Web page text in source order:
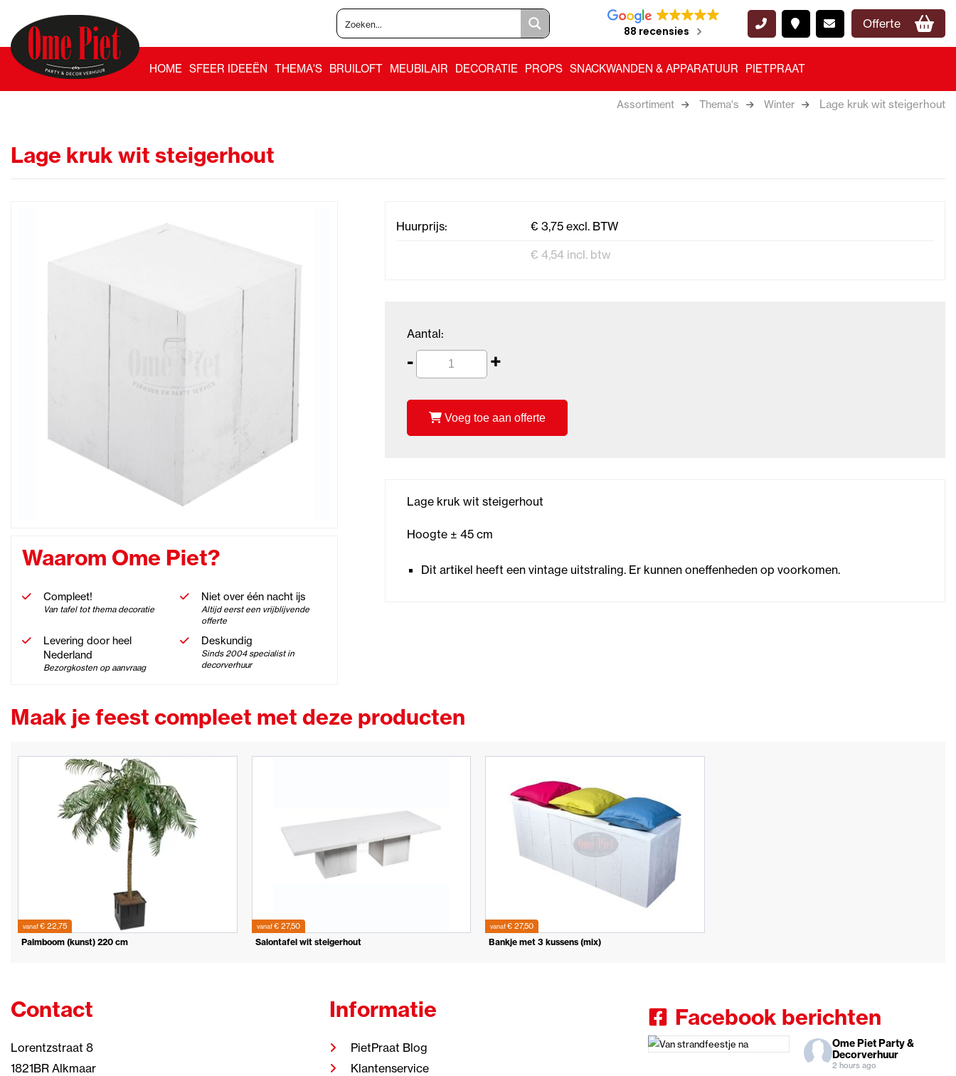
88 recensies
Offerte
HOME SFEER IDEEËN THEMA'S BRUILOFT MEUBILAIR DECORATIE PROPS SNACKWANDEN & APPARATUUR PIETPRAAT
Assortiment Thema's Winter Lage kruk wit steigerhout
Lage kruk wit steigerhout
Waarom Ome Piet?
Compleet!
Van tafel tot thema decoratie
Niet over één nacht ijs
Altijd eerst een vrijblijvende
offerte
Levering door heel
Nederland
Bezorgkosten op aanvraag
Deskundig
Sinds 2004 specialist in
decorverhuur
Huurprijs:
€ 3,75 excl. BTW
€ 4,54 incl. btw
Aantal:
- +
Voeg toe aan offerte
Lage kruk wit steigerhout
Hoogte ± 45 cm
Dit artikel heeft een vintage uitstraling. Er kunnen oneffenheden op voorkomen.
Maak je feest compleet met deze producten
vanaf€ 22,75
Palmboom (kunst) 220 cm
vanaf€ 27,50
Salontafel wit steigerhout
vanaf€ 27,50
Bankje met 3 kussens (mix)
Contact
Lorentzstraat 8
1821BR Alkmaar
Informatie
PietPraat Blog
Klantenservice
Facebook berichten
Ome Piet Party &
Decorverhuur
2 hours ago